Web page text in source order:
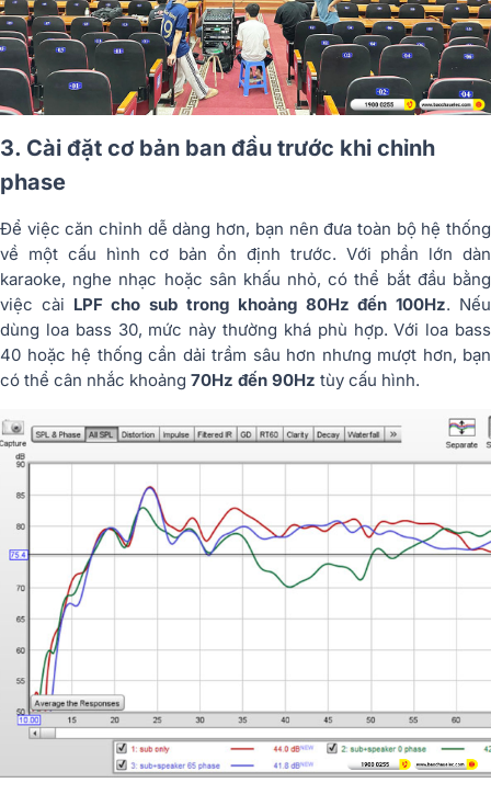
3. Cài đặt cơ bản ban đầu trước khi chỉnh
phase
Để việc căn chỉnh dễ dàng hơn, bạn nên đưa toàn bộ hệ thống
về một cấu hình cơ bản ổn định trước. Với phần lớn dàn
karaoke, nghe nhạc hoặc sân khấu nhỏ, có thể bắt đầu bằng
việc cài LPF cho sub trong khoảng 80Hz đến 100Hz. Nếu
dùng loa bass 30, mức này thường khá phù hợp. Với loa bass
40 hoặc hệ thống cần dải trầm sâu hơn nhưng mượt hơn, bạn
có thể cân nhắc khoảng 70Hz đến 90Hz tùy cấu hình.